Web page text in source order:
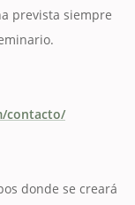
prevista siempre
contacto/
donde se creará